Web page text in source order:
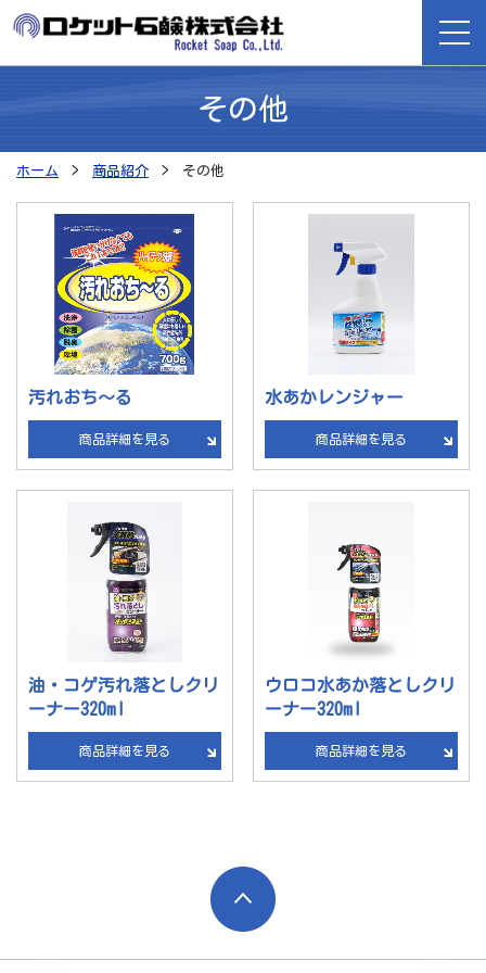
商品紹介
ロケット石鹸が選ばれる理由
会社案内
よくある質問
採用情報
サイトマップ
個人情報保護方針
OEM商品の生産をご検討中のお客さま
小売り・卸売業のみなさま
エオリア
その他
ホーム 商品紹介 その他
汚れおち～る
商品詳細を見る
水あかレンジャー
商品詳細を見る
油・コゲ汚れ落としクリ
ーナー320ml
商品詳細を見る
ウロコ水あか落としクリ
ーナー320ml
商品詳細を見る